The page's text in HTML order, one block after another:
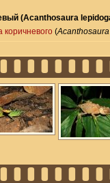
(Acanthosaura
коричневого (